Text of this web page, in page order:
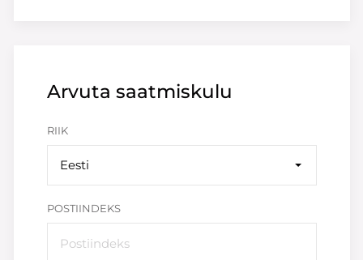
Arvuta saatmiskulu
RIIK
Eesti
POSTIINDEKS